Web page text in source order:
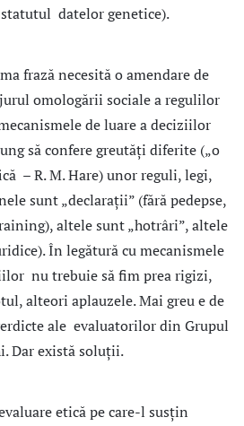
datelor genetice).
frază necesită o amendare de
omologării sociale a regulilor
de luare a deciziilor
să confere greutăţi diferite („o
– R. M. Hare) unor reguli, legi,
sunt „declaraţii” (fără pedepse,
altele sunt „hotrâri”, altele
În legătură cu mecanismele
nu trebuie să fim prea rigizi,
alteori aplauzele. Mai greu e de
ale evaluatorilor din Grupul
Dar există soluţii.
etică pe care-l susţin